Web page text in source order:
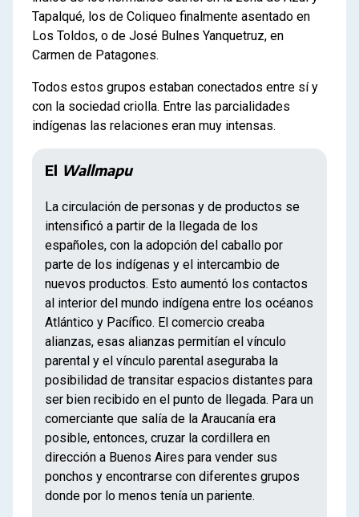
Tapalqué, los de Coliqueo finalmente asentado en
Los Toldos, o de José Bulnes Yanquetruz, en
Carmen de Patagones.
Todos estos grupos estaban conectados entre sí y
con la sociedad criolla. Entre las parcialidades
indígenas las relaciones eran muy intensas.
El Wallmapu
La circulación de personas y de productos se
intensificó a partir de la llegada de los
españoles, con la adopción del caballo por
parte de los indígenas y el intercambio de
nuevos productos. Esto aumentó los contactos
al interior del mundo indígena entre los océanos
Atlántico y Pacífico. El comercio creaba
alianzas, esas alianzas permitían el vínculo
parental y el vínculo parental aseguraba la
posibilidad de transitar espacios distantes para
ser bien recibido en el punto de llegada. Para un
comerciante que salía de la Araucanía era
posible, entonces, cruzar la cordillera en
dirección a Buenos Aires para vender sus
ponchos y encontrarse con diferentes grupos
donde por lo menos tenía un pariente.